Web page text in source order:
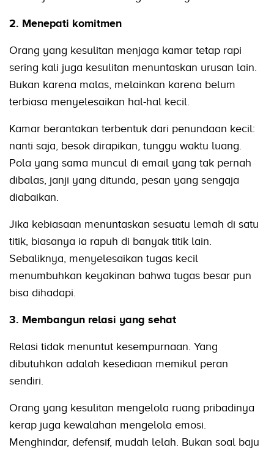
2. Menepati komitmen
Orang yang kesulitan menjaga kamar tetap rapi
sering kali juga kesulitan menuntaskan urusan lain.
Bukan karena malas, melainkan karena belum
terbiasa menyelesaikan hal-hal kecil.
Kamar berantakan terbentuk dari penundaan kecil:
nanti saja, besok dirapikan, tunggu waktu luang.
Pola yang sama muncul di email yang tak pernah
dibalas, janji yang ditunda, pesan yang sengaja
diabaikan.
Jika kebiasaan menuntaskan sesuatu lemah di satu
titik, biasanya ia rapuh di banyak titik lain.
Sebaliknya, menyelesaikan tugas kecil
menumbuhkan keyakinan bahwa tugas besar pun
bisa dihadapi.
3. Membangun relasi yang sehat
Relasi tidak menuntut kesempurnaan. Yang
dibutuhkan adalah kesediaan memikul peran
sendiri.
Orang yang kesulitan mengelola ruang pribadinya
kerap juga kewalahan mengelola emosi.
Menghindar, defensif, mudah lelah. Bukan soal baju